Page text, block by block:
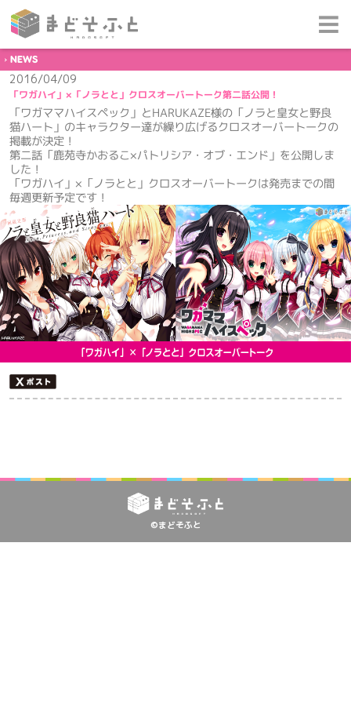
NEWS
2016/04/09
「ワガハイ」×「ノラとと」クロスオーバートーク第二話公開！
「ワガママハイスペック」とHARUKAZE様の「ノラと皇女と野良
猫ハート」のキャラクター達が繰り広げるクロスオーバートークの
掲載が決定！
第二話「鹿苑寺かおるこ×パトリシア・オブ・エンド」を公開しま
した！
「ワガハイ」×「ノラとと」クロスオーバートークは発売までの間
毎週更新予定です！
©まどそふと